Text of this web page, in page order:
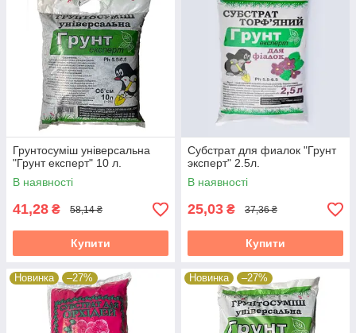
Грунтосуміш універсальна
"Грунт експерт" 10 л.
В наявності
41,28 ₴ 58,14 ₴
Купити
Субстрат для фиалок "Грунт
эксперт" 2.5л.
В наявності
25,03 ₴ 37,36 ₴
Купити
Новинка –27% Новинка –27%